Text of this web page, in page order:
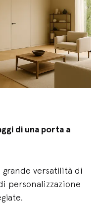
di una porta a
versatilità di
personalizzazione